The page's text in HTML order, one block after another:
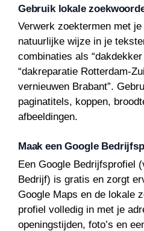
Gebruik lokale
Verwerk zoektermen met
natuurlijke wijze in je
combinaties als “dakdekker
“dakreparatie Rotterdam-
vernieuwen Brabant”.
paginatitels, koppen,
afbeeldingen.
Maak een Google
Een Google Bedrijfsprofiel
Bedrijf) is gratis en zorgt
Google Maps en de lokale
profiel volledig in met je
openingstijden, foto’s en